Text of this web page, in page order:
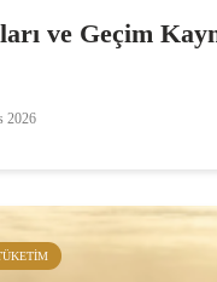
ve Geçim
2026